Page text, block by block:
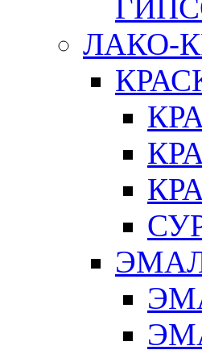
ЛАКО-